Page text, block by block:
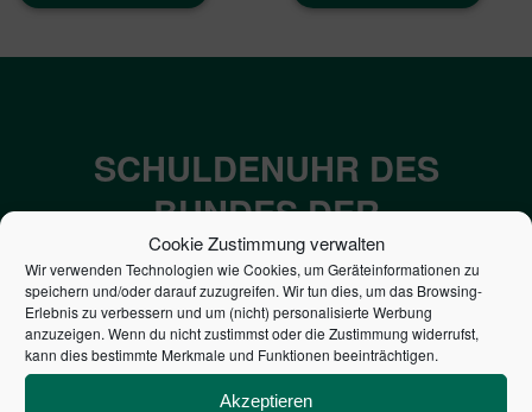
Cookie Zustimmung verwalten
Wir verwenden Technologien wie Cookies, um Geräteinformationen zu
speichern und/oder darauf zuzugreifen. Wir tun dies, um das Browsing-
Erlebnis zu verbessern und um (nicht) personalisierte Werbung
anzuzeigen. Wenn du nicht zustimmst oder die Zustimmung widerrufst,
kann dies bestimmte Merkmale und Funktionen beeinträchtigen.
Akzeptieren
SCHULDENUHR DES
BUNDES DER
STEUERZAHLER
7,052€
NEUVERSCHULDUNG
PRO SEKUNDE